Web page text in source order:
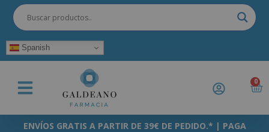
Spanish
0
ENVÍOS GRATIS A PARTIR DE 39€ DE PEDIDO.* | PAGA